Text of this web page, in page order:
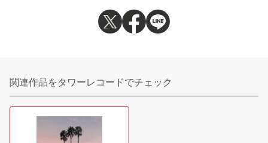
関連作品をタワーレコードでチェック